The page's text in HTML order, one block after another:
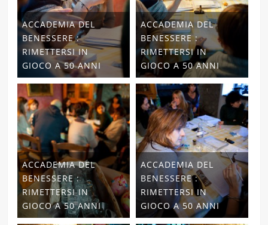
ACCADEMIA DEL
BENESSERE :
RIMETTERSI IN
GIOCO A 50 ANNI
ACCADEMIA DEL
BENESSERE :
RIMETTERSI IN
GIOCO A 50 ANNI
ACCADEMIA DEL
BENESSERE :
RIMETTERSI IN
GIOCO A 50 ANNI
ACCADEMIA DEL
BENESSERE :
RIMETTERSI IN
GIOCO A 50 ANNI